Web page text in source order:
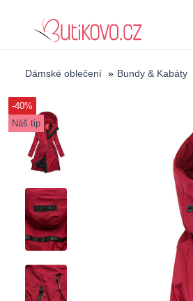
Dámské oblečení » Bundy & Kabáty
-40%
Náš tip